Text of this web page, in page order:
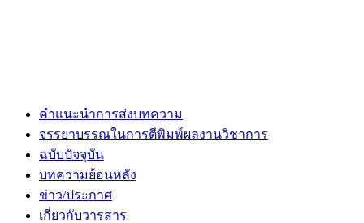
คำแนะนำการส่งบทความ
จรรยาบรรณในการตีพิมพ์ผลงานวิชาการ
ฉบับปัจจุบัน
บทความย้อนหลัง
ข่าว/ประกาศ
เกี่ยวกับวารสาร